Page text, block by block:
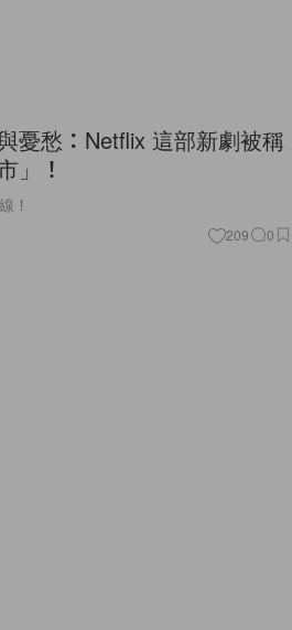
憂愁：Netflix 這部新劇被稱
」！
！
209 0